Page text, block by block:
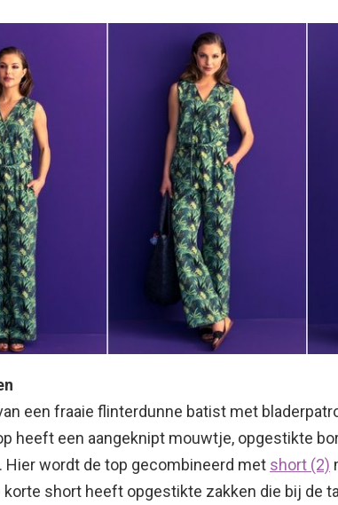
een fraaie flinterdunne batist met
heeft een aangeknipt mouwtje, opgestikte
Hier wordt de top gecombineerd met short (2)
korte short heeft opgestikte zakken die bij de